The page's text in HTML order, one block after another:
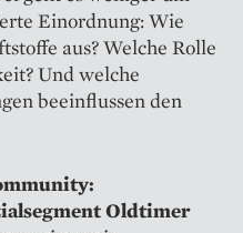
Einordnung: Wie
aus? Welche Rolle
Und welche
beeinflussen den
Oldtimer